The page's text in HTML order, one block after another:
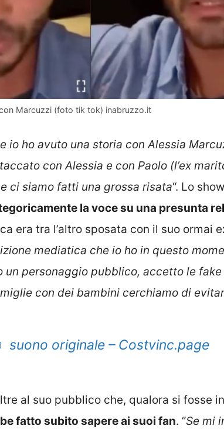
Marcuzzi (foto tik tok) inabruzzo.it
io ho avuto una storia con Alessia
con Alessia e con Paolo (l’ex
ci siamo fatti una grossa risata“. Lo
la voce su una presunta
era tra l’altro sposata con il suo ormai
mediatica che io ho in questo
un personaggio pubblico, accetto le fake
con dei bambini cerchiamo di
suono originale – Costvinc.page
al suo pubblico che, qualora si fosse
fatto subito sapere ai suoi fan. “Se mi